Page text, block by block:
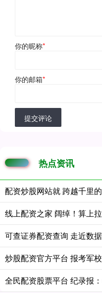
你的昵称*
你的邮箱*
提交评论
热点资讯
可查证券配资查询 走近数